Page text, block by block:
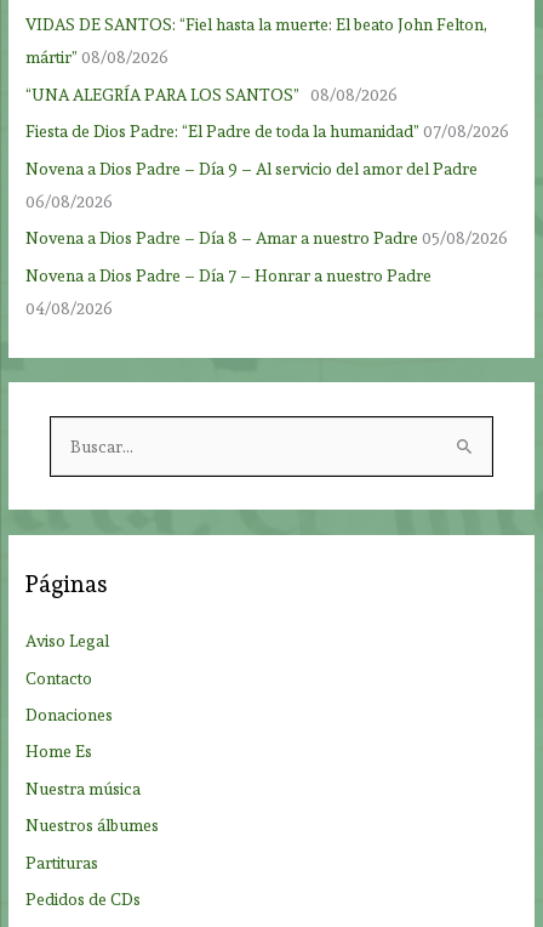
VIDAS DE SANTOS: “Fiel hasta la muerte: El beato John Felton,
mártir” 08/08/2026
“UNA ALEGRÍA PARA LOS SANTOS”
08/08/2026
Fiesta de Dios Padre: “El Padre de toda la humanidad” 07/08/2026
Novena a Dios Padre – Día 9 – Al servicio del amor del Padre
06/08/2026
Novena a Dios Padre – Día 8 – Amar a nuestro Padre 05/08/2026
Novena a Dios Padre – Día 7 – Honrar a nuestro Padre
04/08/2026
r
:
Páginas
Aviso Legal
Contacto
Donaciones
Home Es
Nuestra música
Nuestros álbumes
Partituras
Pedidos de CDs